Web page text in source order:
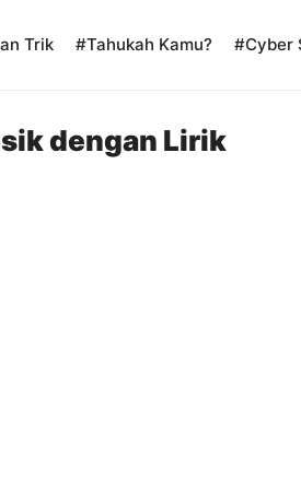
Trik #Tahukah Kamu? #Cyber
dengan Lirik